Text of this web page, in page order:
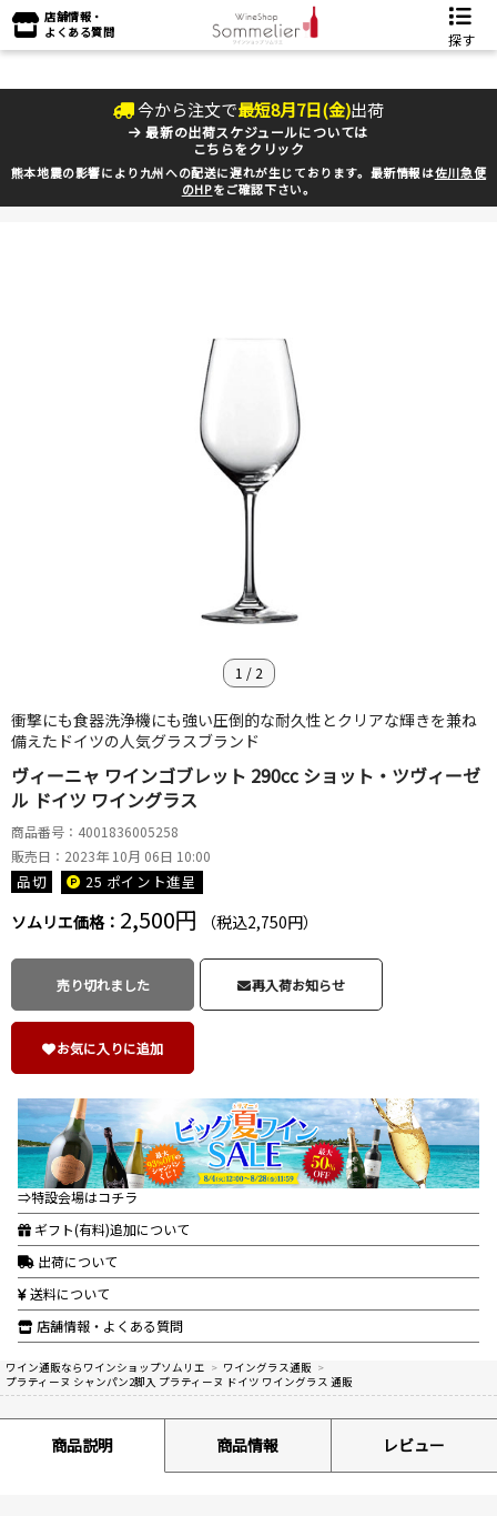
店舗情報・
よくある質問
探す
今から注文で最短8月7日(金)出荷
最新の出荷スケジュールについては
こちらをクリック
熊本地震の影響により九州への配送に遅れが生じております。最新情報は佐川急便
のHPをご確認下さい。
1 / 2
衝撃にも食器洗浄機にも強い圧倒的な耐久性とクリアな輝きを兼ね
備えたドイツの人気グラスブランド
ヴィーニャ ワインゴブレット 290cc ショット・ツヴィーゼ
ル ドイツ ワイングラス
商品番号：4001836005258
販売日：2023年 10月 06日 10:00
品切 25 ポイント進呈
ソムリエ価格： 2,500円 （税込2,750円）
売り切れました 再入荷お知らせ
お気に入りに追加
⇒特設会場はコチラ
ギフト(有料)追加について
出荷について
送料について
店舗情報・よくある質問
ワイン通販ならワインショップソムリエ > ワイングラス通販 >
プラティーヌ シャンパン2脚入 プラティーヌ ドイツ ワイングラス 通販
商品説明 商品情報 レビュー